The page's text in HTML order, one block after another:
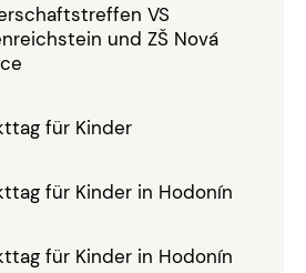
VS
und ZŠ Nová
für Kinder
für Kinder in Hodonín
für Kinder in Hodonín